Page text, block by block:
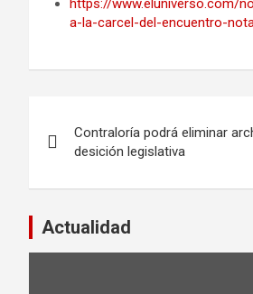
https://www.eluniverso.com/
a-la-carcel-del-encuentro-
de
entradas
Contraloría podrá eliminar
desición legislativa
Actualidad